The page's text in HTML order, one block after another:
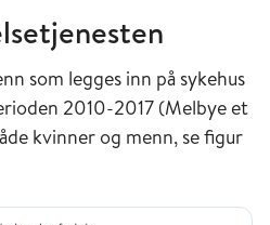
som legges inn på sykehus
2010-2017 (Melbye et
kvinner og menn, se figur